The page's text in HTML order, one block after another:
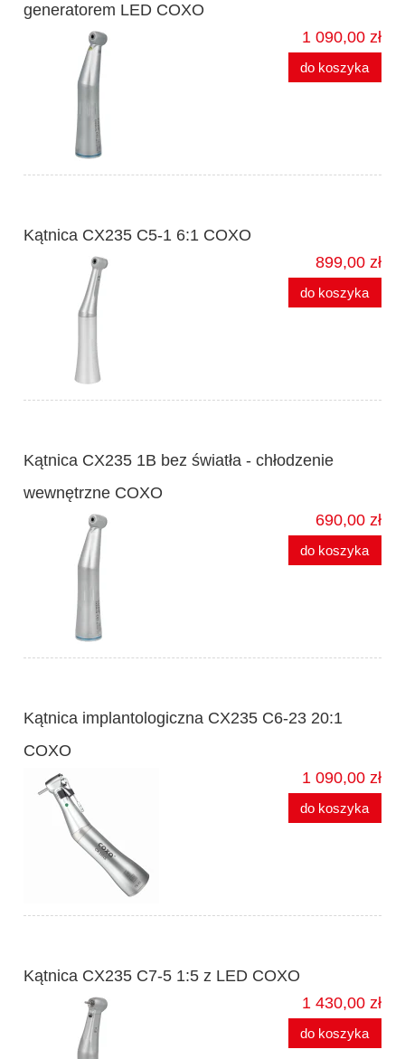
generatorem LED COXO
1 090,00 zł
do koszyka
Kątnica CX235 C5-1 6:1 COXO
899,00 zł
do koszyka
Kątnica CX235 1B bez światła - chłodzenie
wewnętrzne COXO
690,00 zł
do koszyka
Kątnica implantologiczna CX235 C6-23 20:1
COXO
1 090,00 zł
do koszyka
Kątnica CX235 C7-5 1:5 z LED COXO
1 430,00 zł
do koszyka